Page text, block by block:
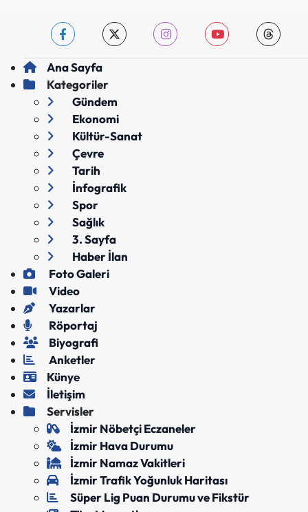
Ana Sayfa
Kategoriler
Gündem
Ekonomi
Kültür-Sanat
Çevre
Tarih
İnfografik
Spor
Sağlık
3. Sayfa
Haber İlan
Foto Galeri
Video
Yazarlar
Röportaj
Biyografi
Anketler
Künye
İletişim
Servisler
İzmir Nöbetçi Eczaneler
İzmir Hava Durumu
İzmir Namaz Vakitleri
İzmir Trafik Yoğunluk Haritası
Süper Lig Puan Durumu ve Fikstür